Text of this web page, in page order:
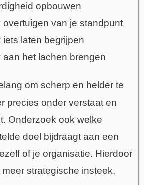
opbouwen
overtuigen van je standpunt
iets laten begrijpen
aan het lachen brengen
om scherp en helder te
precies onder verstaat en
Onderzoek ook welke
doel bijdraagt aan een
of je organisatie. Hierdoor
strategische insteek.